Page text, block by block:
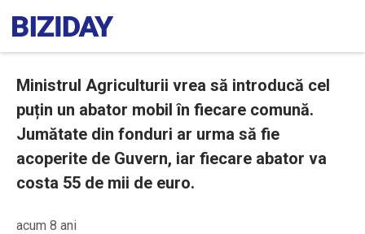
Ministrul Agriculturii vrea să introducă cel
puțin un abator mobil în fiecare comună.
Jumătate din fonduri ar urma să fie
acoperite de Guvern, iar fiecare abator va
costa 55 de mii de euro.
acum 8 ani